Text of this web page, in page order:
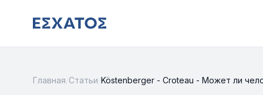
Главная Статьи Köstenberger - Croteau - Может ли